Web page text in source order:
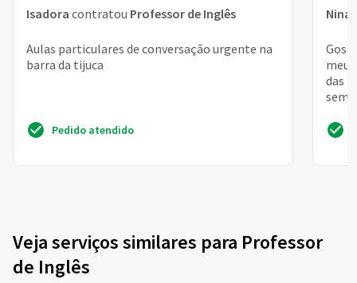
Isadora contratou Professor de Inglês
Aulas particulares de conversação urgente na
barra da tijuca
Pedido atendido
Nina
meu
das
Veja serviços similares para Professor
de Inglês